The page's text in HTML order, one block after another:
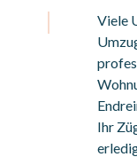
Viele
Ihr